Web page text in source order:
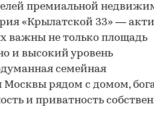
премиальной
«Крылатской 33» —
важны не только площадь
и высокий уровень
семейная
рядом с домом,
и приватность